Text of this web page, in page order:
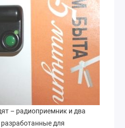
– радиоприемник и два
разработанные для